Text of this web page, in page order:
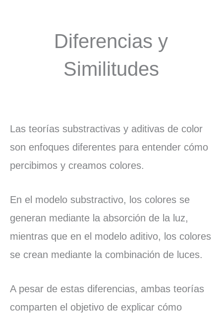
Diferencias y
Similitudes
Las teorías substractivas y aditivas de color
son enfoques diferentes para entender cómo
percibimos y creamos colores.
En el modelo substractivo, los colores se
generan mediante la absorción de la luz,
mientras que en el modelo aditivo, los colores
se crean mediante la combinación de luces.
A pesar de estas diferencias, ambas teorías
comparten el objetivo de explicar cómo